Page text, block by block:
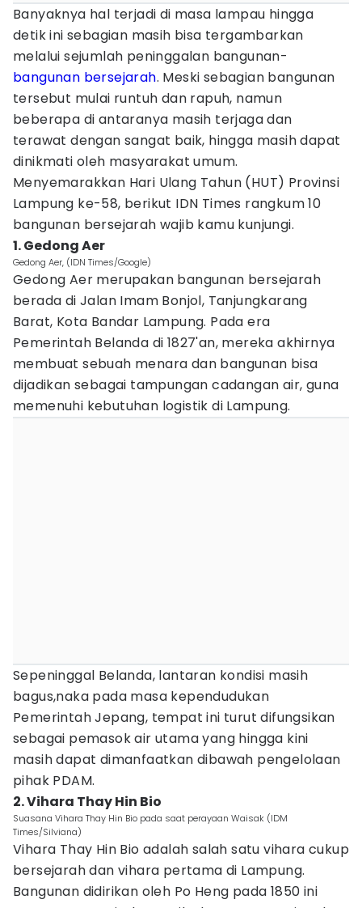
Banyaknya hal terjadi di masa lampau hingga
detik ini sebagian masih bisa tergambarkan
melalui sejumlah peninggalan bangunan-
bangunan bersejarah. Meski sebagian bangunan
tersebut mulai runtuh dan rapuh, namun
beberapa di antaranya masih terjaga dan
terawat dengan sangat baik, hingga masih dapat
dinikmati oleh masyarakat umum.
Menyemarakkan Hari Ulang Tahun (HUT) Provinsi
Lampung ke-58, berikut IDN Times rangkum 10
bangunan bersejarah wajib kamu kunjungi.
1. Gedong Aer
Gedong Aer, (IDN Times/Google)
Gedong Aer merupakan bangunan bersejarah
berada di Jalan Imam Bonjol, Tanjungkarang
Barat, Kota Bandar Lampung. Pada era
Pemerintah Belanda di 1827'an, mereka akhirnya
membuat sebuah menara dan bangunan bisa
dijadikan sebagai tampungan cadangan air, guna
memenuhi kebutuhan logistik di Lampung.
Sepeninggal Belanda, lantaran kondisi masih
bagus,naka pada masa kependudukan
Pemerintah Jepang, tempat ini turut difungsikan
sebagai pemasok air utama yang hingga kini
masih dapat dimanfaatkan dibawah pengelolaan
pihak PDAM.
2. Vihara Thay Hin Bio
Suasana Vihara Thay Hin Bio pada saat perayaan Waisak (IDM
Times/Silviana)
Vihara Thay Hin Bio adalah salah satu vihara cukup
bersejarah dan vihara pertama di Lampung.
Bangunan didirikan oleh Po Heng pada 1850 ini